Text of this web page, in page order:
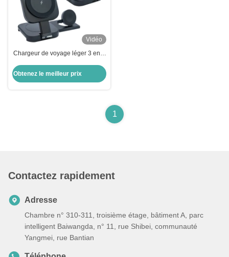
Vidéo
Chargeur de voyage léger 3 en 1
et vertical
Obtenez le meilleur prix
1
Contactez rapidement
Adresse
Chambre n° 310-311, troisième étage, bâtiment A, parc
intelligent Baiwangda, n° 11, rue Shibei, communauté
Yangmei, rue Bantian